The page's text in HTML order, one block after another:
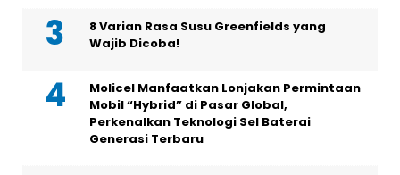
8 Varian Rasa Susu Greenfields yang
Wajib Dicoba!
Molicel Manfaatkan Lonjakan Permintaan
Mobil “Hybrid” di Pasar Global,
Perkenalkan Teknologi Sel Baterai
Generasi Terbaru